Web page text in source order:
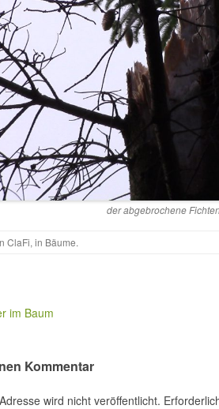
der abgebrochene
ClaFi, in Bäume.
im Baum
Kommentar
wird nicht veröffentlicht.